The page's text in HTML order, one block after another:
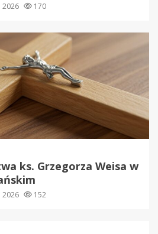
2026 170
ks. Grzegorza Weisa w
2026 152